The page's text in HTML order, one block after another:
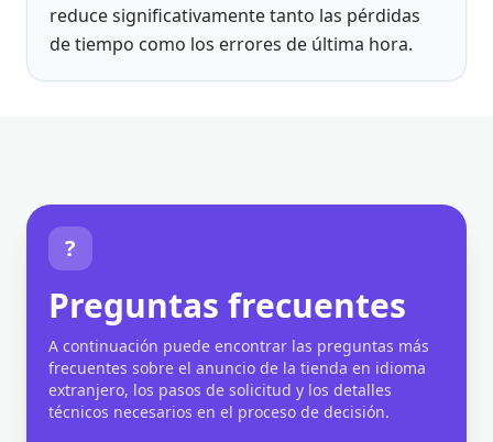
reduce significativamente tanto las pérdidas
de tiempo como los errores de última hora.
?
Preguntas frecuentes
A continuación puede encontrar las preguntas más
frecuentes sobre el anuncio de la tienda en idioma
extranjero, los pasos de solicitud y los detalles
técnicos necesarios en el proceso de decisión.